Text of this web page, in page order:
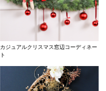
カジュアルクリスマス窓辺コーディネー
ト